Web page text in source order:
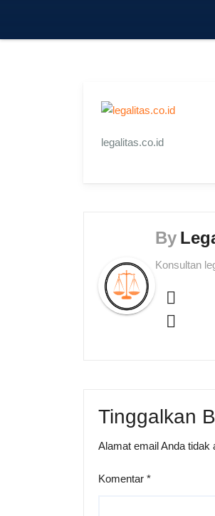
legalitas.co.id
By
Konsultan
Tinggalkan
Alamat email Anda tidak
Komentar *